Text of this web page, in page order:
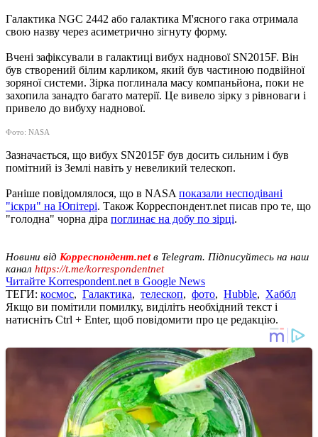
Галактика NGC 2442 або галактика М'ясного гака отримала
свою назву через асиметрично зігнуту форму.
Вчені зафіксували в галактиці вибух наднової SN2015F. Він
був створений білим карликом, який був частиною подвійної
зоряної системи. Зірка поглинала масу компаньйона, поки не
захопила занадто багато матерії. Це вивело зірку з рівноваги і
привело до вибуху наднової.
Фото: NASA
Зазначається, що вибух SN2015F був досить сильним і був
помітний із Землі навіть у невеликий телескоп.
Раніше повідомлялося, що в NASA показали несподівані
"іскри" на Юпітері. Також Корреспондент.net писав про те, що
"голодна" чорна діра поглинає на добу по зірці.
Новини від Корреспондент.netв Telegram. Підписуйтесь на наш
канал https://t.me/korrespondentnet
Читайте Korrespondent.net в Google News
ТЕГИ: космос, Галактика, телескоп, фото, Hubble, Хаббл
Якщо ви помітили помилку, виділіть необхідний текст і
натисніть Ctrl + Enter, щоб повідомити про це редакцію.